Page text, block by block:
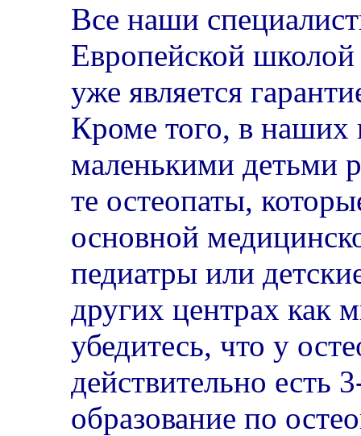
Все наши
Европейской школой
уже является
Кроме того, в наших
маленькими детьми
те остеопаты,
основной
педиатры или
других центрах как
убедитесь, что у
действительно есть
образование по